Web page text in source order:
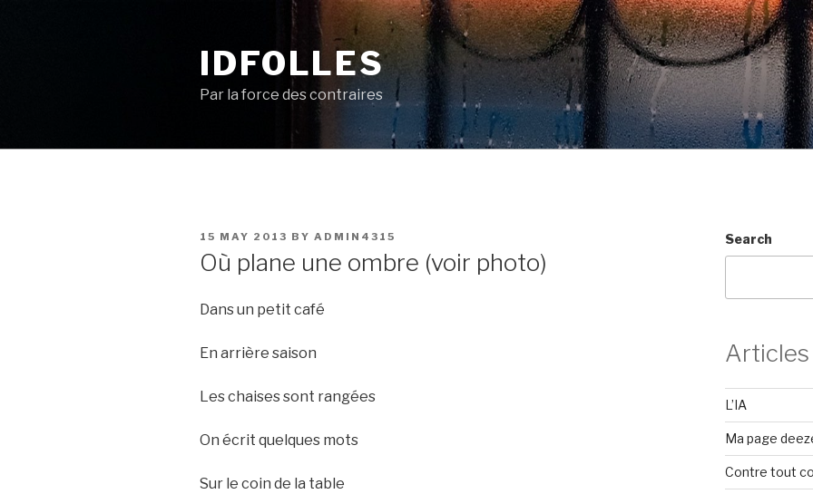
IDFOLLES
Par la force des contraires
POSTED
15 MAY 2013 BY ADMIN4315
Où plane une ombre (voir photo)
Dans un petit café
En arrière saison
Les chaises sont rangées
On écrit quelques mots
Sur le coin de la table
Search
L’IA
Ma page
Contre tout